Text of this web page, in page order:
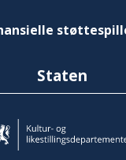
Staten